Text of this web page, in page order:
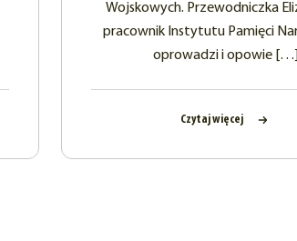
Wojskowych. Przewodniczka
pracownik Instytutu Pamięci
oprowadzi i opowie […]
Czytaj więcej